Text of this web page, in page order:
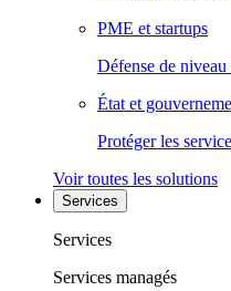
PME et startups
Défense de
État et
Protéger les
Voir toutes les solutions
Services
Services
Services managés